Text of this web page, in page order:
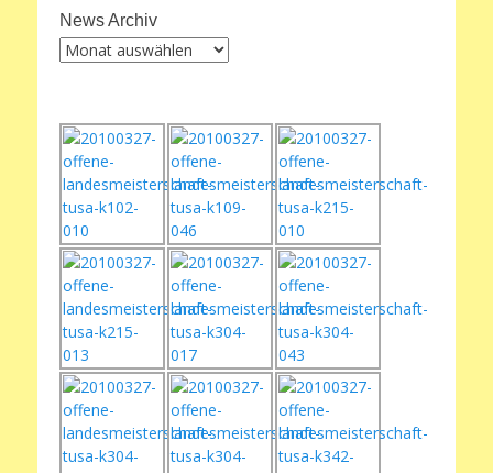
News Archiv
News